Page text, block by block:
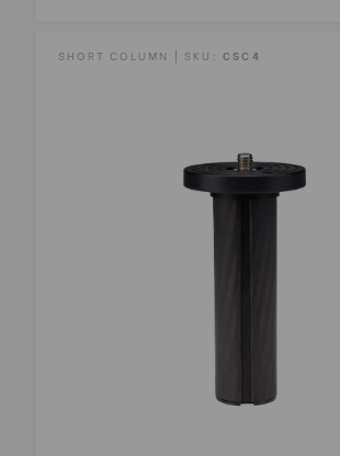
SHORT COLUMN | SKU: CSC4